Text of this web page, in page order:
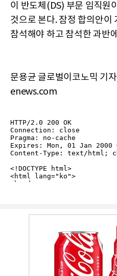
이 반도체(DS) 부문 임직원
것으로 본다. 잠정 합의안이
참석해야 하고 참석한 과반
문용균 글로벌이코노믹 기
enews.com